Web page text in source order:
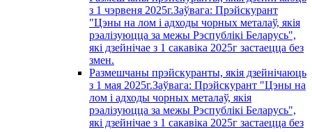
з 1 чэрвеня 2025г.Заўвага: Прэйскурант
"Цэны на лом і адходы чорных металаў, якія
рэалізуюцца за межы Рэспублікі Беларусь",
які дзейнічае з 1 сакавiка 2025г застаецца без
змен.
Размешчаны прэйскуранты, якія дзейнічаюць
з 1 мая 2025г.Заўвага: Прэйскурант "Цэны на
лом і адходы чорных металаў, якія
рэалізуюцца за межы Рэспублікі Беларусь",
які дзейнічае з 1 сакавiка 2025г застаецца без